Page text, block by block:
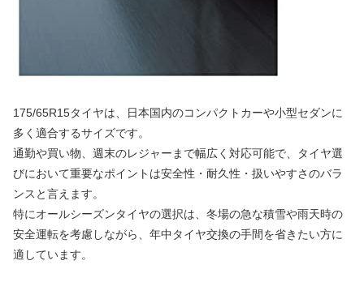
175/65R15タイヤは、日本国内のコンパクトカーや小型セダンに
多く適合するサイズです。
通勤や買い物、週末のレジャーまで幅広く対応可能で、タイヤ選
びにおいて重要なポイントは安全性・耐久性・扱いやすさのバラ
ンスと言えます。
特にオールシーズンタイヤの選択は、冬場の急な積雪や雨天時の
安全運転を考慮しながら、年中タイヤ交換の手間を省きたい方に
適しています。